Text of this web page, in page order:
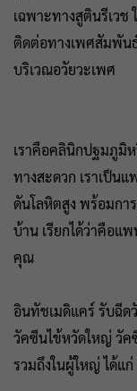
เฉพาะทางสูตินรีเวช
ติดต่อทางเพศสัมพัน
บริเวณอวัยวะเพศ
เราคือคลินิกปฐมภูมิ
ทางสะดวก เราเป็น
ดันโลหิตสูง พร้อมกา
บ้าน เรียกได้ว่าคือแ
คุณ
อินทัชเมดิแคร์ รับฉีด
วัคซีนไข้หวัดใหญ่ วัค
รวมถึงในผู้ใหญ่ ได้แ